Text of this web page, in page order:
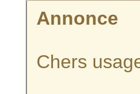
Annonce
Chers